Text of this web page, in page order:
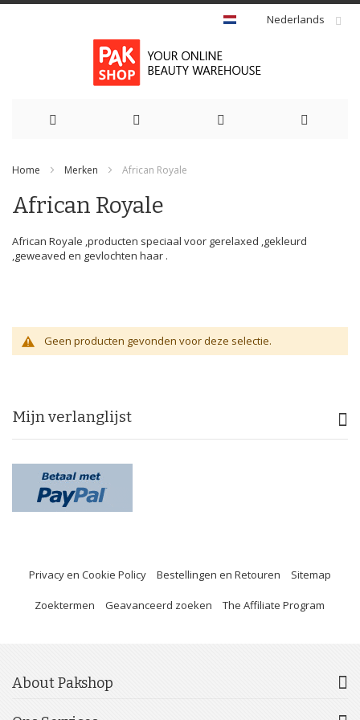
Nederlands
de
inhoud
Home Merken African Royale
African Royale
African Royale ,producten speciaal voor gerelaxed ,gekleurd
,geweaved en gevlochten haar .
Geen producten gevonden voor deze selectie.
Mijn verlanglijst
Privacy en Cookie Policy Bestellingen en Retouren Sitemap
Zoektermen Geavanceerd zoeken The Affiliate Program
About Pakshop